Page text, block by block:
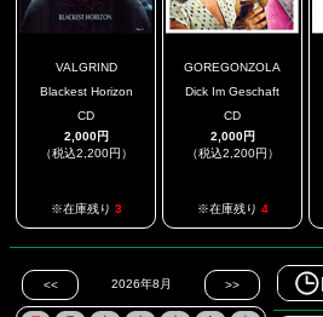
VALGRIND
Blackest Horizon
CD
2,000円
（税込2,200円）
※在庫残り 3
GOREGONZOLA
Dick Im Geschaft
CD
2,000円
（税込2,200円）
※在庫残り 4